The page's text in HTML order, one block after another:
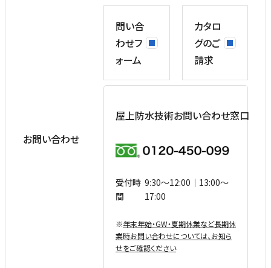
お問い合わせ
問い合
わせフ
ォーム
カタロ
グのご
請求
屋上防水技術お問い合わせ窓口
受付時
間
9:30〜12:00｜13:00〜
17:00
※年末年始・GW・夏期休業など⻑期休
業時お問い合わせについては、お知ら
せをご確認ください